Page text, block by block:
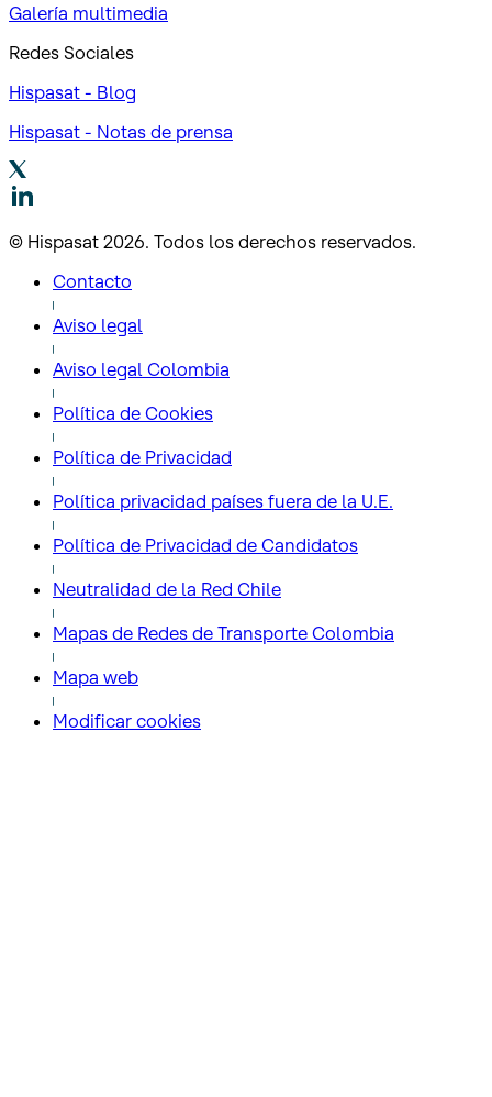
Galería multimedia
Redes Sociales
Hispasat - Blog
Hispasat - Notas de prensa
© Hispasat 2026. Todos los derechos reservados.
Contacto
Aviso legal
Aviso legal Colombia
Política de Cookies
Política de Privacidad
Política privacidad países fuera de la U.E.
Política de Privacidad de Candidatos
Neutralidad de la Red Chile
Mapas de Redes de Transporte Colombia
Mapa web
Modificar cookies